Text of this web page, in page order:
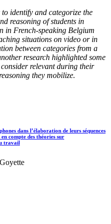
identify and categorize the
reasoning of students in
in French-speaking Belgium
situations on video or in
between categories from a
research highlighted some
relevant during their
they mobilize.
dans l’élaboration de leurs séquences
compte des théories sur
travail